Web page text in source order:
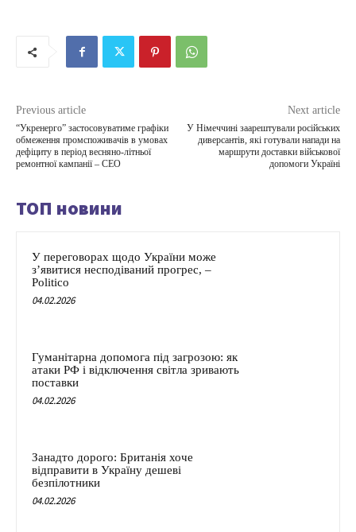
Previous article
“Укренерго” застосовуватиме графіки
обмеження промспоживачів в умовах
дефіциту в період весняно-літньої
ремонтної кампанії – CEO
Next article
У Німеччині заарештували російських
диверсантів, які готували напади на
маршрути доставки військової
допомоги Україні
ТОП новини
У переговорах щодо України може
з’явитися несподіваний прогрес, –
Politico
04.02.2026
Гуманітарна допомога під загрозою: як
атаки РФ і відключення світла зривають
поставки
04.02.2026
Занадто дорого: Британія хоче
відправити в Україну дешеві
безпілотники
04.02.2026